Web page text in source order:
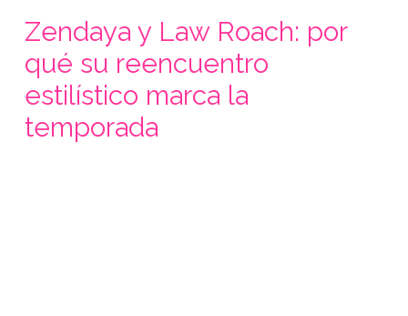
Zendaya y Law Roach: por
qué su reencuentro
estilístico marca la
temporada